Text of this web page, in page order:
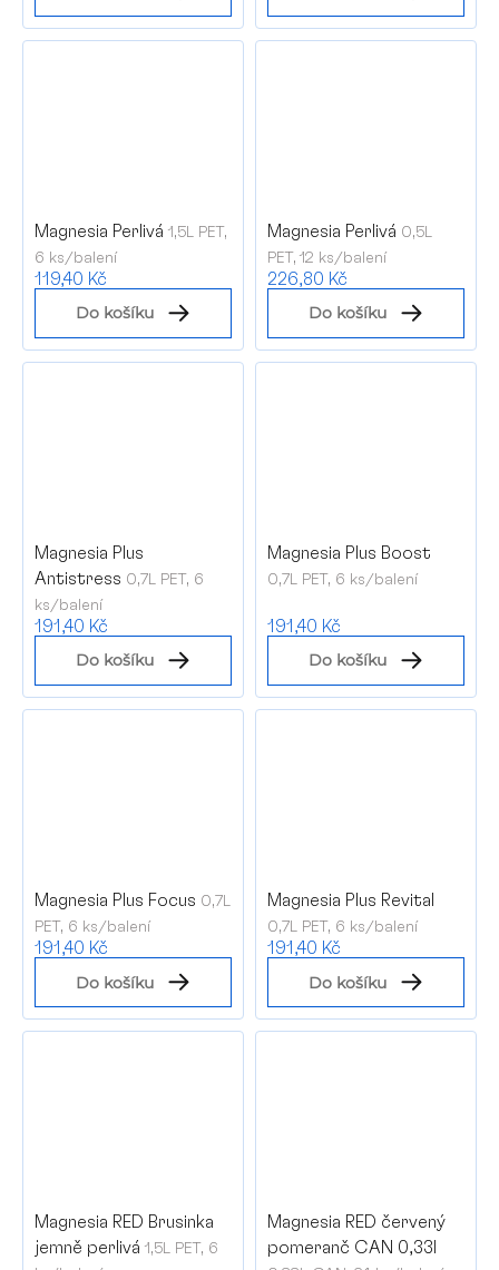
Magnesia Perlivá 1,5L PET,
6 ks/balení
119,40 Kč
Do košíku
Magnesia Perlivá 0,5L
PET, 12 ks/balení
226,80 Kč
Do košíku
Magnesia Plus
Antistress 0,7L PET, 6
ks/balení
191,40 Kč
Do košíku
Magnesia Plus Boost
0,7L PET, 6 ks/balení
191,40 Kč
Do košíku
Magnesia Plus Focus 0,7L
PET, 6 ks/balení
191,40 Kč
Do košíku
Magnesia Plus Revital
0,7L PET, 6 ks/balení
191,40 Kč
Do košíku
Magnesia RED Brusinka
jemně perlivá 1,5L PET, 6
Magnesia RED červený
pomeranč CAN 0,33l